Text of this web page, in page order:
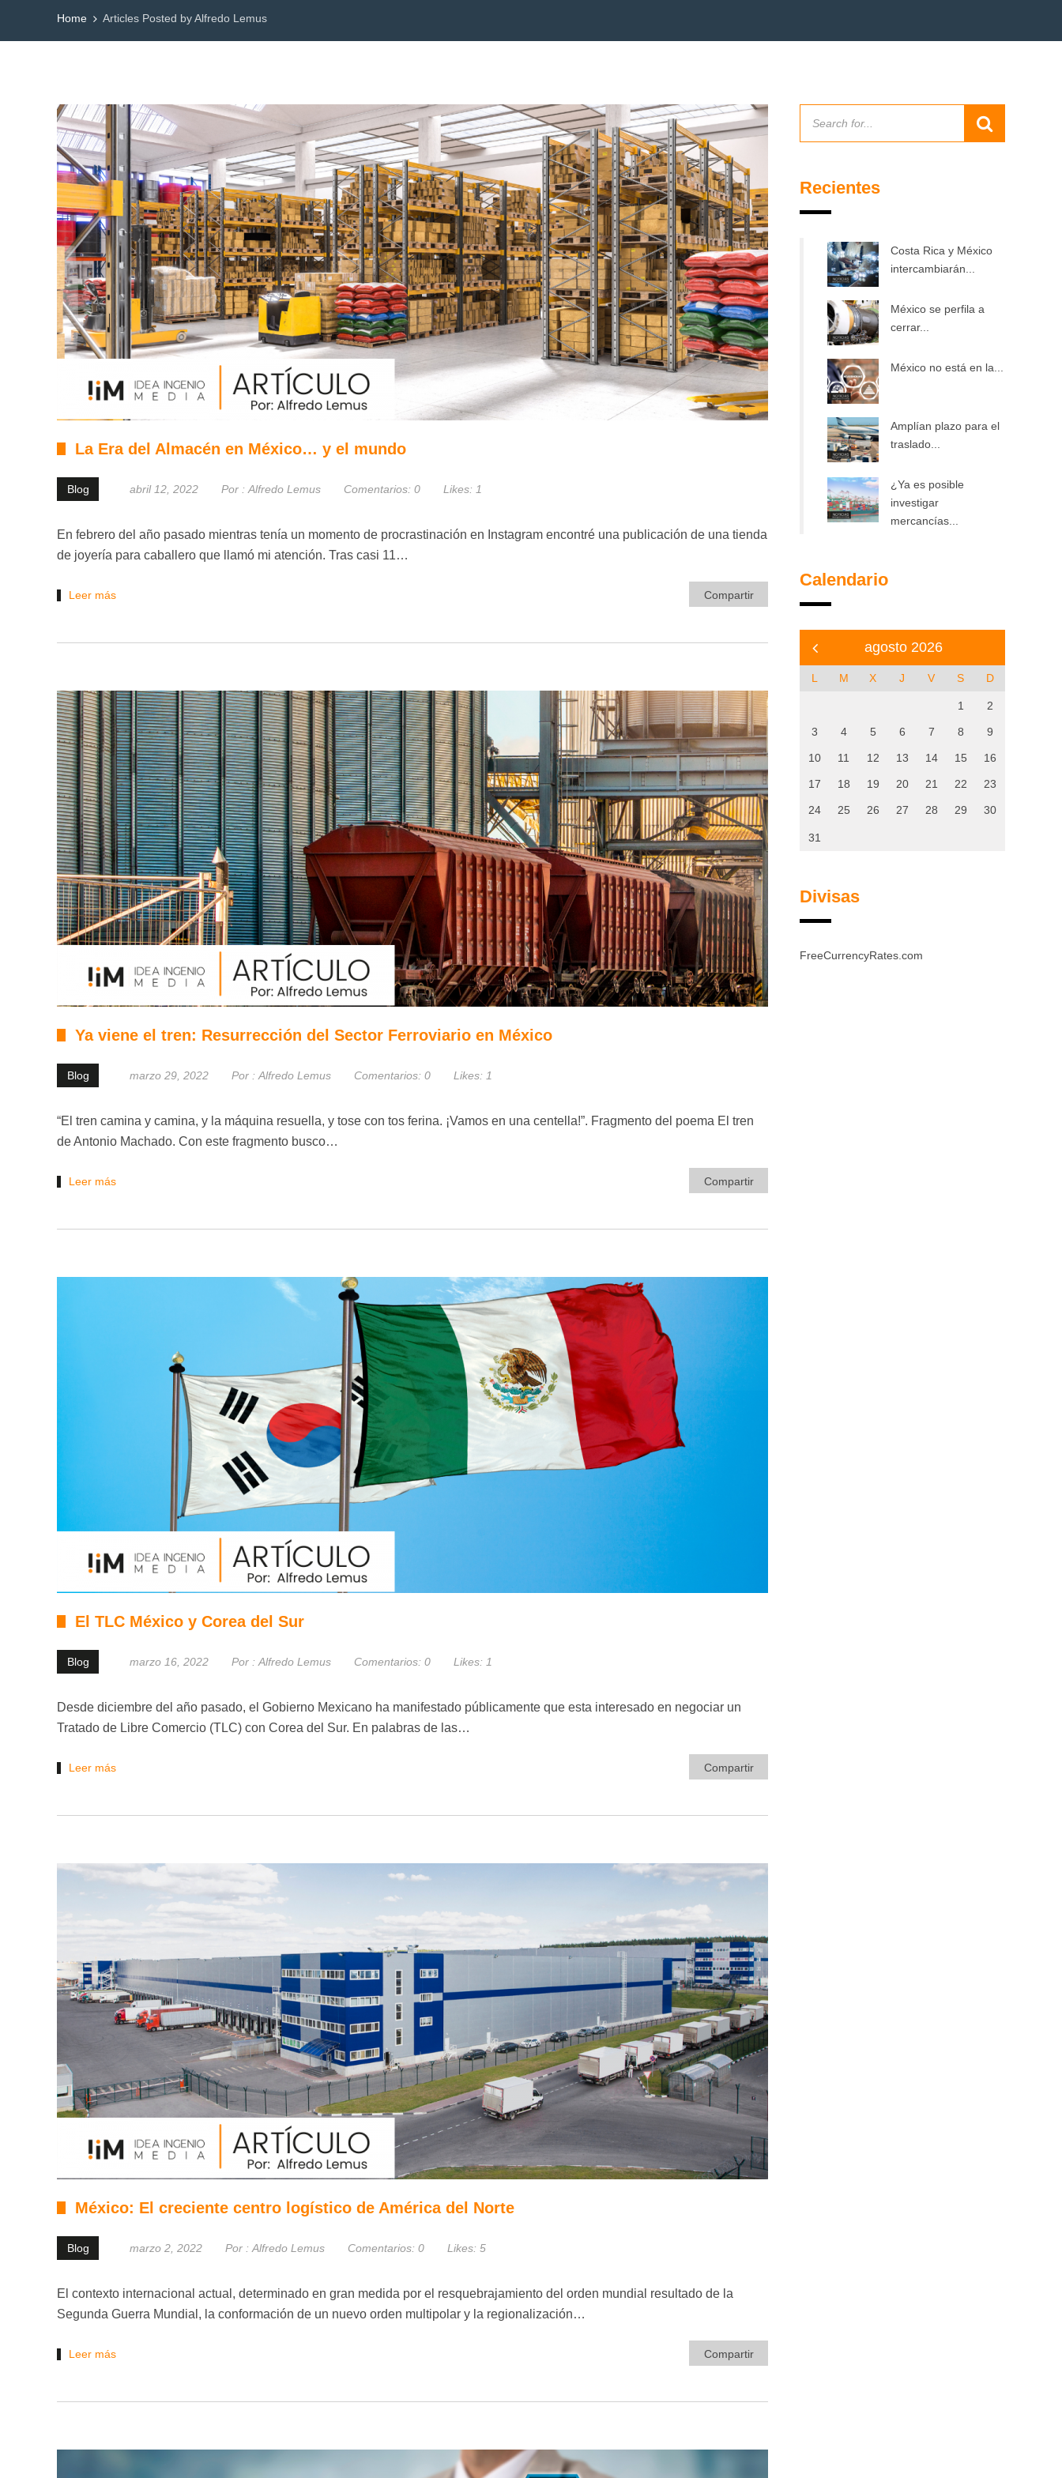
Home Articles Posted by Alfredo Lemus
La Era del Almacén en México… y el mundo
Blog abril 12, 2022 Por : Alfredo Lemus Comentarios: 0 Likes: 1
En febrero del año pasado mientras tenía un momento de procrastinación en Instagram encontré una publicación de una tienda
de joyería para caballero que llamó mi atención. Tras casi 11…
Leer más Compartir
Ya viene el tren: Resurrección del Sector Ferroviario en México
Blog marzo 29, 2022 Por : Alfredo Lemus Comentarios: 0 Likes: 1
“El tren camina y camina, y la máquina resuella, y tose con tos ferina. ¡Vamos en una centella!”. Fragmento del poema El tren
de Antonio Machado. Con este fragmento busco…
Leer más Compartir
El TLC México y Corea del Sur
Blog marzo 16, 2022 Por : Alfredo Lemus Comentarios: 0 Likes: 1
Desde diciembre del año pasado, el Gobierno Mexicano ha manifestado públicamente que esta interesado en negociar un
Tratado de Libre Comercio (TLC) con Corea del Sur. En palabras de las…
Leer más Compartir
México: El creciente centro logístico de América del Norte
Blog marzo 2, 2022 Por : Alfredo Lemus Comentarios: 0 Likes: 5
El contexto internacional actual, determinado en gran medida por el resquebrajamiento del orden mundial resultado de la
Segunda Guerra Mundial, la conformación de un nuevo orden multipolar y la regionalización…
Leer más Compartir
Recientes
Costa Rica y México
intercambiarán...
México se perfila a
cerrar...
México no está en la...
Amplían plazo para el
traslado...
¿Ya es posible
investigar
mercancías...
Calendario
agosto 2026
L M X J V S D
1 2
3 4 5 6 7 8 9
10 11 12 13 14 15 16
17 18 19 20 21 22 23
24 25 26 27 28 29 30
31
Divisas
FreeCurrencyRates.com